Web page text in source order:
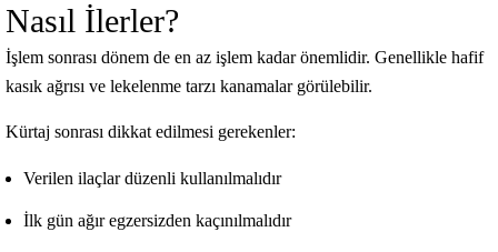
Nasıl İlerler?
İşlem sonrası dönem de en az işlem kadar önemlidir. Genellikle hafif
kasık ağrısı ve lekelenme tarzı kanamalar görülebilir.
Kürtaj sonrası dikkat edilmesi gerekenler:
Verilen ilaçlar düzenli kullanılmalıdır
İlk gün ağır egzersizden kaçınılmalıdır